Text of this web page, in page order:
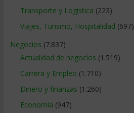
Transporte y Logistica (223)
Viajes, Turismo, Hospitalidad (697)
Negocios (7.837)
Actualidad de negocios (1.519)
Carrera y Empleo (1.710)
Dinero y finanzas (1.260)
Economía (947)